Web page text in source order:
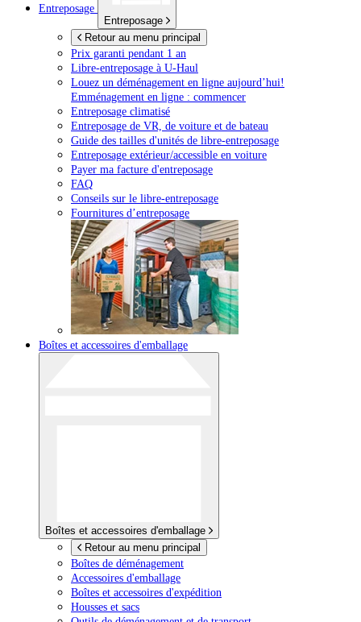
Entreposage
Entreposage
Retour au menu principal
Prix garanti pendant 1 an
Libre-entreposage à U-Haul
Louez un déménagement en ligne aujourd’hui!
Emménagement en ligne : commencer
Entreposage climatisé
Entreposage de VR, de voiture et de bateau
Guide des tailles d'unités de libre-entreposage
Entreposage extérieur/accessible en voiture
Payer ma facture d'entreposage
FAQ
Conseils sur le libre-entreposage
Fournitures d’entreposage
Boîtes et accessoires d'emballage
Boîtes et accessoires d'emballage
Retour au menu principal
Boîtes de déménagement
Accessoires d'emballage
Boîtes et accessoires d'expédition
Housses et sacs